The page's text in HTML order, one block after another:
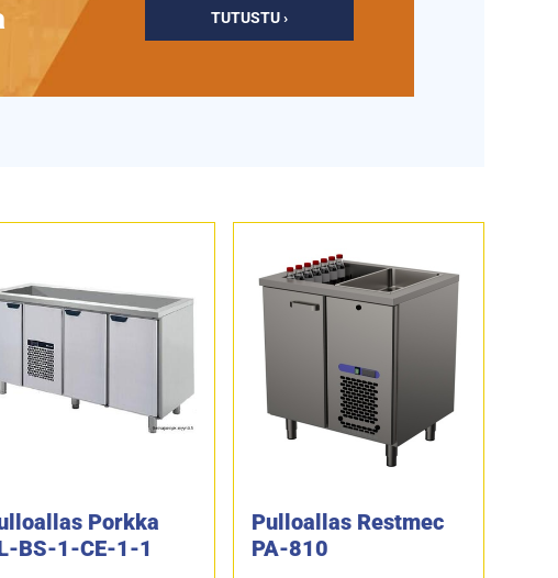
TUTUSTU ›
Porkka
BS-1-CE-1-1
Pulloallas Restmec
PA-810